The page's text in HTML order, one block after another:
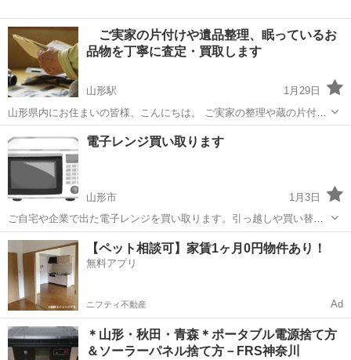
ご実家の片付けや遺品整理、眠っているお
品物を丁寧に査定・買取します
山形駅
1月29日
山形県内にお住まいの皆様、こんにちは。 ご実家の整理や蔵の片付け
などで、価値が分からず困っているものはございませんか？ 古いから
と捨ててしまう前に、ぜひ一度拝見させてください。 思わぬものにお
値段がつくケースも多々ございま...
山形駅 リサイクルショップ
電子レンジ買い取ります
山形市
1月3日
ご自宅や企業で出た電子レンジを買い取ります。引っ越しや買い替え
のタイミングで不用品になると、処分代を払って捨てるよりも、買い
取りに出したほうが経済的です。 メーカー問わず、壊れていても買取
が可能です。 10年超の...
山形 山形市 リサイクルショップ 買取
【ペット相談可】家賃1ヶ月0円物件あり！
無料アプリ
ニフティ不動産 Ad
＊山形・秋田・青森＊ポータブル電源捨て方
＆ソーラーパネル捨て方－FRS神奈川